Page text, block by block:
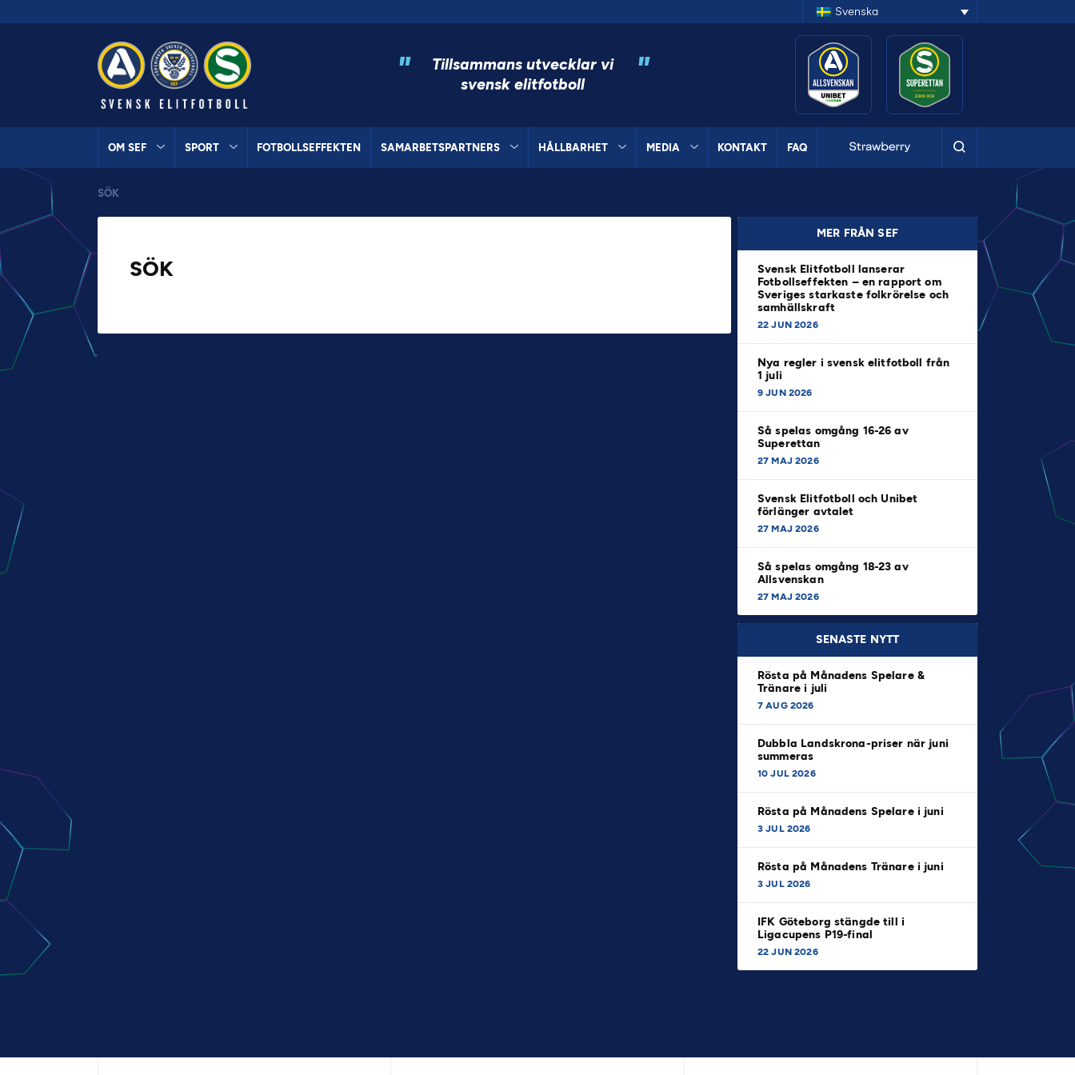
Svenska
"
Tillsammans utvecklar vi
svensk elitfotboll
"
OM SEF SPORT FOTBOLLSEFFEKTEN SAMARBETSPARTNERS HÅLLBARHET MEDIA KONTAKT FAQ
SÖK
SÖK
MER FRÅN SEF
Svensk Elitfotboll lanserar
Fotbollseffekten – en rapport om
Sveriges starkaste folkrörelse och
samhällskraft
22 JUN 2026
Nya regler i svensk elitfotboll från
1 juli
9 JUN 2026
Så spelas omgång 16-26 av
Superettan
27 MAJ 2026
Svensk Elitfotboll och Unibet
förlänger avtalet
27 MAJ 2026
Så spelas omgång 18-23 av
Allsvenskan
27 MAJ 2026
SENASTE NYTT
Rösta på Månadens Spelare &
Tränare i juli
7 AUG 2026
Dubbla Landskrona-priser när juni
summeras
10 JUL 2026
Rösta på Månadens Spelare i juni
3 JUL 2026
Rösta på Månadens Tränare i juni
3 JUL 2026
IFK Göteborg stängde till i
Ligacupens P19-final
22 JUN 2026